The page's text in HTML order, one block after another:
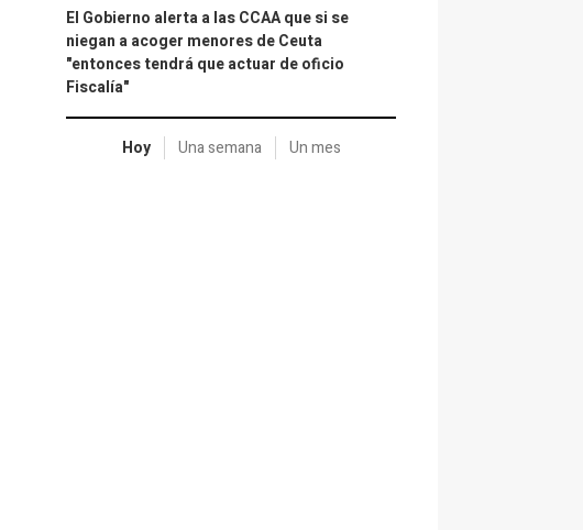
El Gobierno alerta a las CCAA que si se
niegan a acoger menores de Ceuta
"entonces tendrá que actuar de oficio
Fiscalía"
Hoy Una semana Un mes